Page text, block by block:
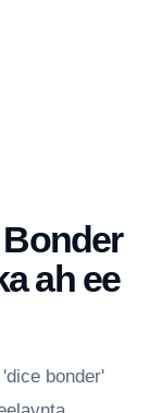
ah ee
bonder'